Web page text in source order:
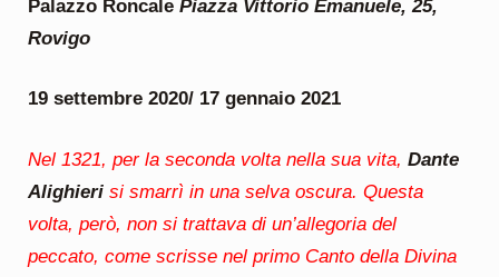
Palazzo Roncale Piazza Vittorio Emanuele, 25,
Rovigo
19 settembre 2020/ 17 gennaio 2021
Nel 1321, per la seconda volta nella sua vita, Dante
Alighierisi smarrì in una selva oscura. Questa
volta, però, non si trattava di un’allegoria del
peccato, come scrisse nel primo Canto della Divina